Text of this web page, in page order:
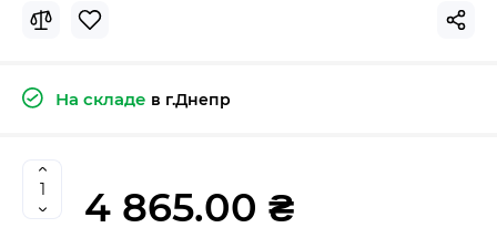
На складе в г.Днепр
4 865.00 ₴